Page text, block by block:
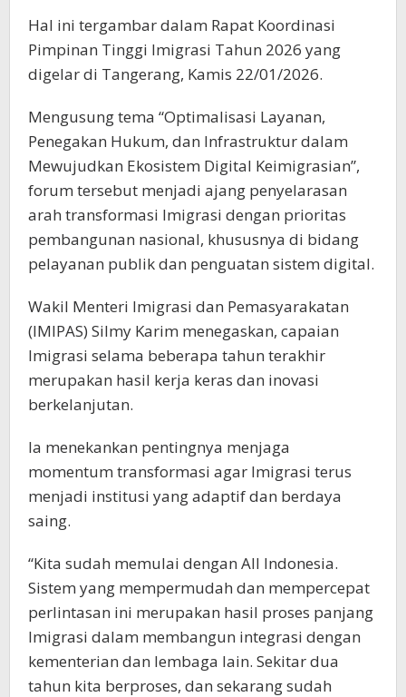
Hal ini tergambar dalam Rapat Koordinasi
Pimpinan Tinggi Imigrasi Tahun 2026 yang
digelar di Tangerang, Kamis 22/01/2026.
Mengusung tema “Optimalisasi Layanan,
Penegakan Hukum, dan Infrastruktur dalam
Mewujudkan Ekosistem Digital Keimigrasian”,
forum tersebut menjadi ajang penyelarasan
arah transformasi Imigrasi dengan prioritas
pembangunan nasional, khususnya di bidang
pelayanan publik dan penguatan sistem digital.
Wakil Menteri Imigrasi dan Pemasyarakatan
(IMIPAS) Silmy Karim menegaskan, capaian
Imigrasi selama beberapa tahun terakhir
merupakan hasil kerja keras dan inovasi
berkelanjutan.
Ia menekankan pentingnya menjaga
momentum transformasi agar Imigrasi terus
menjadi institusi yang adaptif dan berdaya
saing.
“Kita sudah memulai dengan All Indonesia.
Sistem yang mempermudah dan mempercepat
perlintasan ini merupakan hasil proses panjang
Imigrasi dalam membangun integrasi dengan
kementerian dan lembaga lain. Sekitar dua
tahun kita berproses, dan sekarang sudah